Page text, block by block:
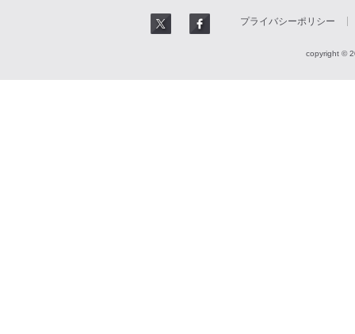
プライバシーポリシー
copyright ©